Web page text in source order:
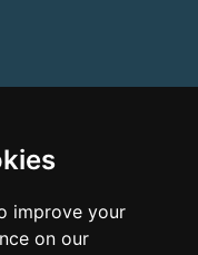
improve your
on our